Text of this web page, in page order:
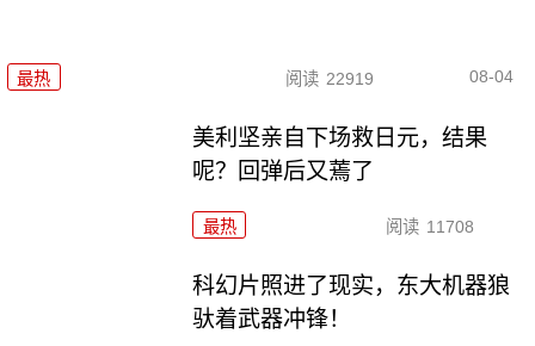
最热 阅读 22919 08-04
美利坚亲自下场救日元，结果
呢？回弹后又蔫了
最热 阅读 11708
科幻片照进了现实，东大机器狼
驮着武器冲锋！